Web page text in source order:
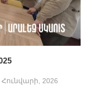
Հունվարի, 2026